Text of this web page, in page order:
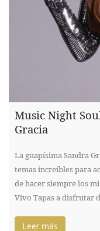
Music Night
Gracia
La guapísima Sandra
temas increíbles para
de hacer siempre los
Vivo Tapas a disfrutar
Leer más